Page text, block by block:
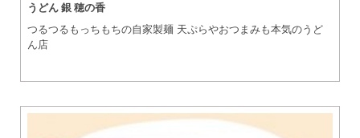
観光・自然
うどん 銀 穂の香
つるつるもっちもちの自家製麺 天ぷらやおつまみも本気のうど
ん店